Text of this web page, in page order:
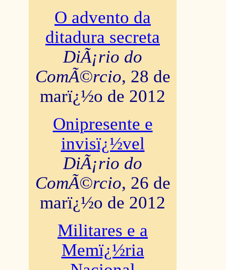
O advento da
ditadura secreta
DiÃ¡rio do
ComÃ©rcio, 28 de
marï¿½o de 2012
Onipresente e
invisï¿½vel
DiÃ¡rio do
ComÃ©rcio, 26 de
marï¿½o de 2012
Militares e a
Memï¿½ria